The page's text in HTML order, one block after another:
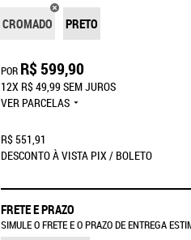
CROMADO PRETO
POR R$ 599,90
R$ 551,91
DESCONTO À VISTA PIX / BOLETO
12X R$ 49,99SEM JUROS
VER PARCELAS
FRETE E PRAZO
SIMULE O FRETE E O PRAZO DE ENTREGA